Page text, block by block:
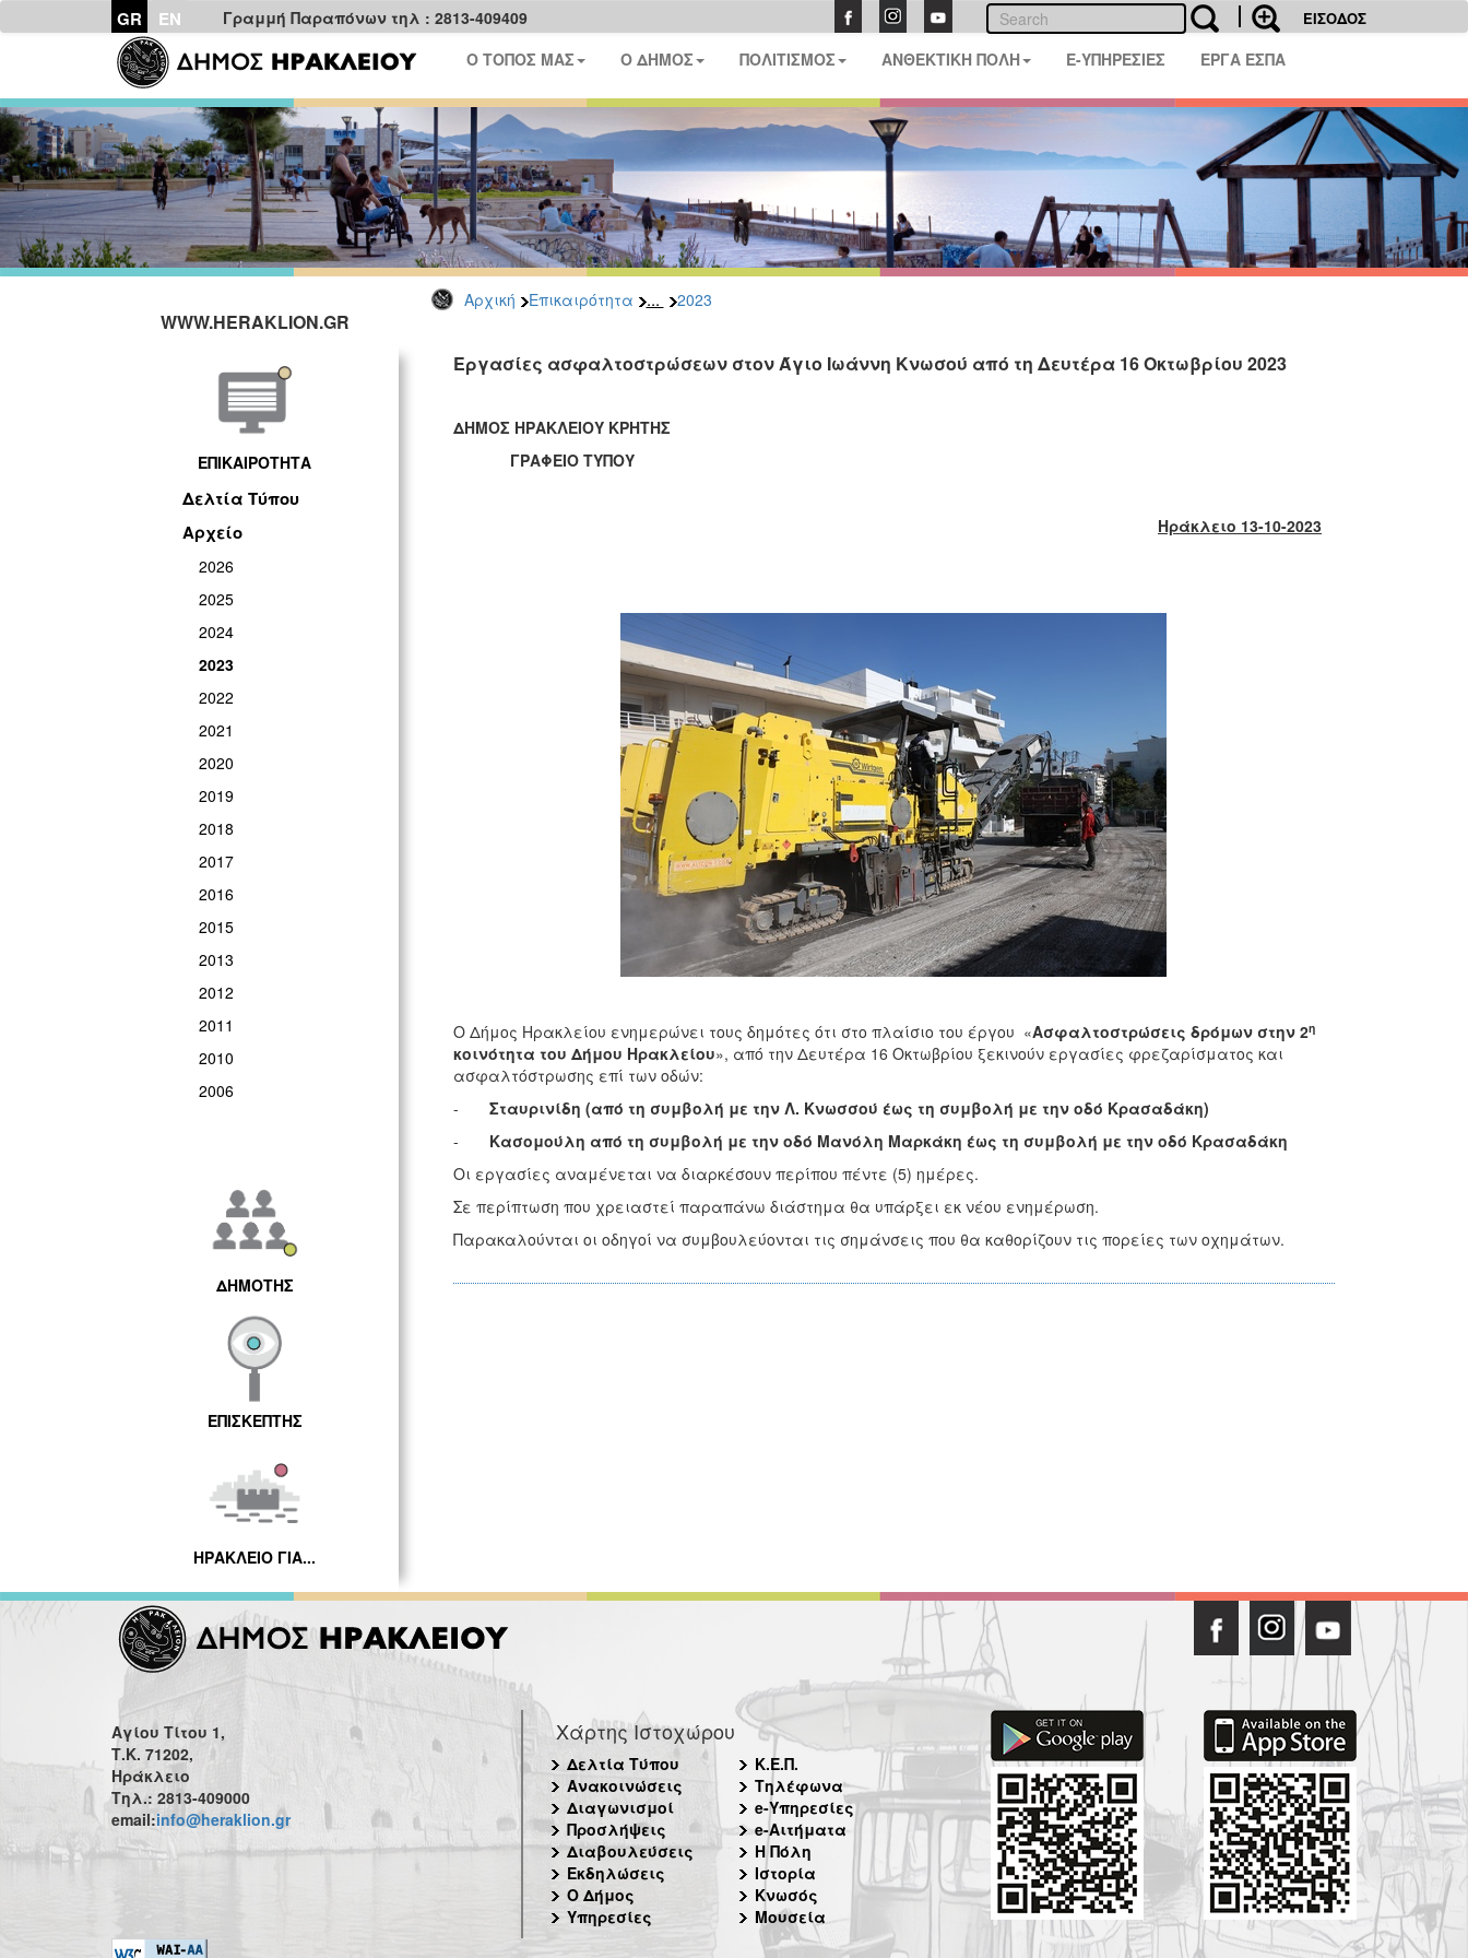
GR EN Γραμμή Παραπόνων τηλ : 2813-409409 ΕΙΣΟΔΟΣ
Ο ΤΟΠΟΣ ΜΑΣ Ο ΔΗΜΟΣ ΠΟΛΙΤΙΣΜΟΣ ΑΝΘΕΚΤΙΚΗ ΠΟΛΗ E-ΥΠΗΡΕΣΙΕΣ ΕΡΓΑ ΕΣΠΑ
Αρχική Επικαιρότητα ... 2023
WWW.HERAKLION.GR
ΕΠΙΚΑΙΡΟΤΗΤΑ
Δελτία Τύπου
Αρχείο
2026
2025
2024
2023
2022
2021
2020
2019
2018
2017
2016
2015
2013
2012
2011
2010
2006
ΔΗΜΟΤΗΣ
ΕΠΙΣΚΕΠΤΗΣ
ΗΡΑΚΛΕΙΟ ΓΙΑ...
Εργασίες ασφαλτοστρώσεων στον Άγιο Ιωάννη Κνωσού από τη Δευτέρα 16 Οκτωβρίου 2023
ΔΗΜΟΣ ΗΡΑΚΛΕΙΟΥ ΚΡΗΤΗΣ
ΓΡΑΦΕΙΟ ΤΥΠΟΥ
Ηράκλειο 13-10-2023
O Δήμος Ηρακλείου ενημερώνει τους δημότες ότι στο πλαίσιο του έργου «Ασφαλτοστρώσεις δρόμων στην 2η
κοινότητα του Δήμου Ηρακλείου», από την Δευτέρα 16 Οκτωβρίου ξεκινούν εργασίες φρεζαρίσματος και
ασφαλτόστρωσης επί των οδών:
- Σταυρινίδη (από τη συμβολή με την Λ. Κνωσσού έως τη συμβολή με την οδό Κρασαδάκη)
- Κασομούλη από τη συμβολή με την οδό Μανόλη Μαρκάκη έως τη συμβολή με την οδό Κρασαδάκη
Οι εργασίες αναμένεται να διαρκέσουν περίπου πέντε (5) ημέρες.
Σε περίπτωση που χρειαστεί παραπάνω διάστημα θα υπάρξει εκ νέου ενημέρωση.
Παρακαλούνται οι οδηγοί να συμβουλεύονται τις σημάνσεις που θα καθορίζουν τις πορείες των οχημάτων.
Αγίου Τίτου 1,
Τ.Κ. 71202,
Ηράκλειο
Τηλ.: 2813-409000
email:info@heraklion.gr
Χάρτης Ιστοχώρου
Δελτία Τύπου
Ανακοινώσεις
Διαγωνισμοί
Προσλήψεις
Διαβουλεύσεις
Εκδηλώσεις
Ο Δήμος
Υπηρεσίες
Κ.Ε.Π.
Τηλέφωνα
e-Υπηρεσίες
e-Αιτήματα
Η Πόλη
Ιστορία
Κνωσός
Μουσεία